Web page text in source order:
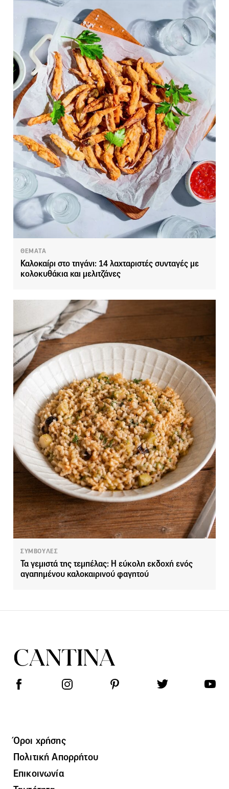
ΘΕΜΑΤΑ
Καλοκαίρι στο τηγάνι: 14 λαχταριστές συνταγές με
κολοκυθάκια και μελιτζάνες
ΣΥΜΒΟΥΛΕΣ
Τα γεμιστά της τεμπέλας: Η εύκολη εκδοχή ενός
αγαπημένου καλοκαιρινού φαγητού
Όροι χρήσης
Πολιτική Απορρήτου
Επικοινωνία